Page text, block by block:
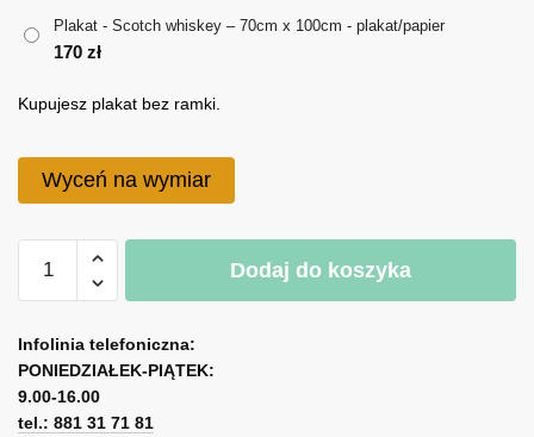
Plakat - Scotch whiskey – 70cm x 100cm - plakat/papier
170 zł
Kupujesz plakat bez ramki.
Wyceń na wymiar
Plakat
Scotch
whiskey
Dodaj do koszyka
l
t
e
r
Infolinia telefoniczna:
PONIEDZIAŁEK-PIĄTEK:
9.00-16.00
tel.: 881 31 71 81